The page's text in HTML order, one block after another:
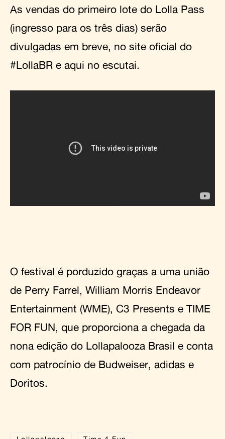
As vendas do primeiro lote do Lolla Pass
(ingresso para os três dias) serão
divulgadas em breve, no site oficial do
#LollaBR e aqui no escutai.
O festival é porduzido graças a uma união
de Perry Farrel, William Morris Endeavor
Entertainment (WME), C3 Presents e TIME
FOR FUN, que proporciona a chegada da
nona edição do Lollapalooza Brasil e conta
com patrocínio de Budweiser, adidas e
Doritos.